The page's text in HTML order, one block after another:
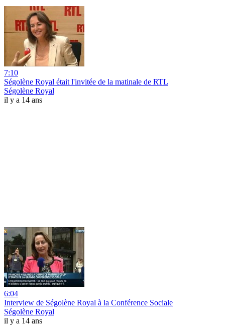
7:10
Ségolène Royal était l'invitée de la matinale de RTL
Ségolène Royal
il y a 14 ans
6:04
Interview de Ségolène Royal à la Conférence Sociale
Ségolène Royal
il y a 14 ans